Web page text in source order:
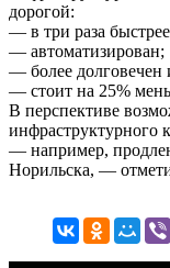
дорогой:
— в три раза
— автоматизирован;
— более долговечен
— стоит на 25%
В перспективе
инфраструктурного
— например,
Норильска, —